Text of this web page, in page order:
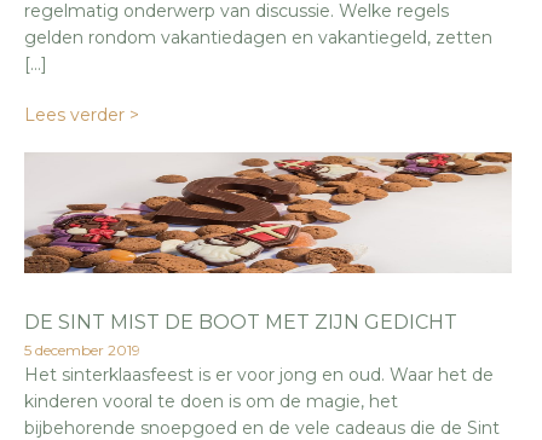
regelmatig onderwerp van discussie. Welke regels
gelden rondom vakantiedagen en vakantiegeld, zetten
[…]
Lees verder >
DE SINT MIST DE BOOT MET ZIJN GEDICHT
5 december 2019
Het sinterklaasfeest is er voor jong en oud. Waar het de
kinderen vooral te doen is om de magie, het
bijbehorende snoepgoed en de vele cadeaus die de Sint